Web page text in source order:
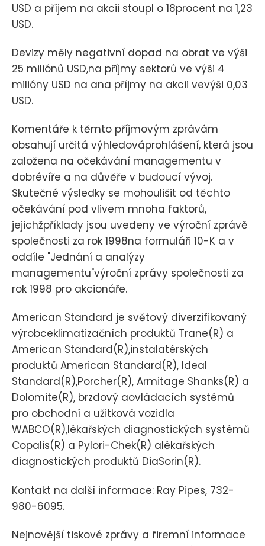
USD a příjem na akcii stoupl o 18procent na 1,23
USD.
Devizy měly negativní dopad na obrat ve výši
25 miliónů USD,na příjmy sektorů ve výši 4
milióny USD na ana příjmy na akcii vevýši 0,03
USD.
Komentáře k těmto příjmovým zprávám
obsahují určitá výhledováprohlášení, která jsou
založena na očekávání managementu v
dobrévíře a na důvěře v budoucí vývoj.
Skutečné výsledky se mohoulišit od těchto
očekávání pod vlivem mnoha faktorů,
jejichžpříklady jsou uvedeny ve výroční zprávě
společnosti za rok 1998na formuláři 10-K a v
oddíle "Jednání a analýzy
managementu"výroční zprávy společnosti za
rok 1998 pro akcionáře.
American Standard je světový diverzifikovaný
výrobceklimatizačních produktů Trane(R) a
American Standard(R),instalatérských
produktů American Standard(R), Ideal
Standard(R),Porcher(R), Armitage Shanks(R) a
Dolomite(R), brzdový aovládacích systémů
pro obchodní a užitková vozidla
WABCO(R),lékařských diagnostických systémů
Copalis(R) a Pylori-Chek(R) alékařských
diagnostických produktů DiaSorin(R).
Kontakt na další informace: Ray Pipes, 732-
980-6095.
Nejnovější tiskové zprávy a firemní informace